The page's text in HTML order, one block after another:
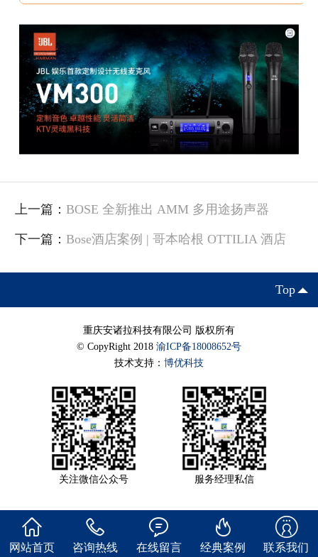
上一篇： BOSE 全新推出 AMM 多用途扬声器
下一篇： Bose酒店案例 | 哥本哈根 OTTILIA 酒店
Top
重庆安诸拉科技有限公司 版权所有
© CopyRight 2018 渝ICP备18008652号
技术支持： 博优科技
关注微信公众号 服务经理私信
网站首页 咨询热线 在线留言 经典案例 联系我们